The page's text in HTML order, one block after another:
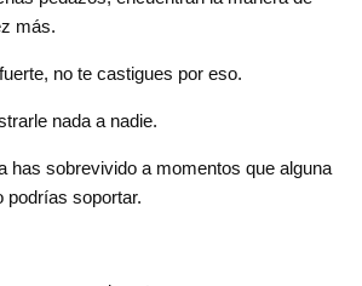
más.
no te castigues por eso.
nada a nadie.
has sobrevivido a momentos que alguna
podrías soportar.